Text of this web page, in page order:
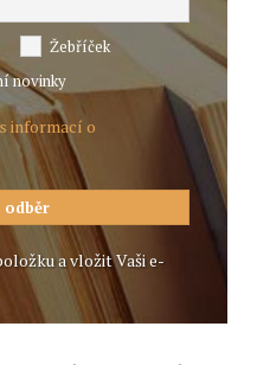
Žebříček
novinky
informací o
a vložit Vaši e-